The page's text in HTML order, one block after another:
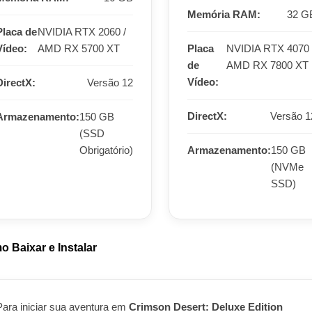
deNVIDIA RTX 2060 /
AMD RX 5700 XT
Versão 12
150 GB
(SSD
Obrigatório)
Memória RAM: 32
Placa
de
Vídeo:
NVIDIA RTX 4070
AMD RX 7800 XT
DirectX: Versão
Armazenamento:150 GB
(NVMe
SSD)
Baixar e Instalar
iniciar sua aventura em Crimson Desert: Deluxe Edition